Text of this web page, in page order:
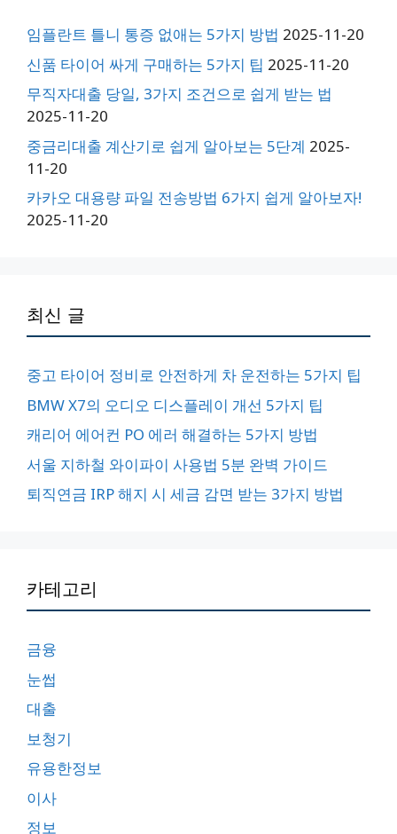
임플란트 틀니 통증 없애는 5가지 방법 2025-11-20
신품 타이어 싸게 구매하는 5가지 팁 2025-11-20
무직자대출 당일, 3가지 조건으로 쉽게 받는 법
2025-11-20
중금리대출 계산기로 쉽게 알아보는 5단계 2025-
11-20
카카오 대용량 파일 전송방법 6가지 쉽게 알아보자!
2025-11-20
최신 글
중고 타이어 정비로 안전하게 차 운전하는 5가지 팁
BMW X7의 오디오 디스플레이 개선 5가지 팁
캐리어 에어컨 PO 에러 해결하는 5가지 방법
서울 지하철 와이파이 사용법 5분 완벽 가이드
퇴직연금 IRP 해지 시 세금 감면 받는 3가지 방법
카테고리
금융
눈썹
대출
보청기
유용한정보
이사
정보